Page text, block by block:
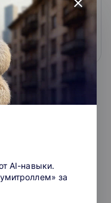
close
AI-навыки.
за